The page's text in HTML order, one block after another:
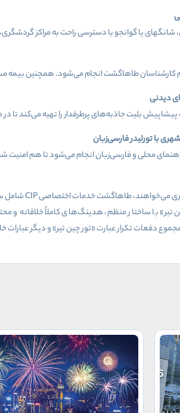
یا گوانجو با دسترسی راحت به مراکز
کارشناسان طاهاگشت انجام می‌شود. همچنین بیمه
دیدنی
بلیت‌ جاذبه‌های پرطرفدار را تهیه می‌کند تا
با تورلیدر فارسی‌زبان
محلی و فارسی‌زبان انجام می‌شود تا هم
می‌خواهند، طاهاگشت خدمات اختصاصیCIPشامل
با ساختار منظم، هدینگ‌های کاملاً خلاقانه
دفعات تکرار عبارت «تور چین تیر» و دیگر عبارات